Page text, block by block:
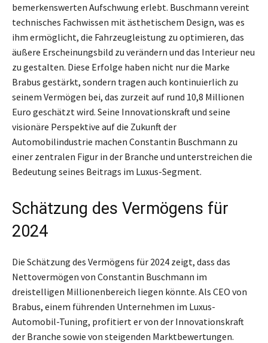
bemerkenswerten Aufschwung erlebt. Buschmann vereint
technisches Fachwissen mit ästhetischem Design, was es
ihm ermöglicht, die Fahrzeugleistung zu optimieren, das
äußere Erscheinungsbild zu verändern und das Interieur neu
zu gestalten. Diese Erfolge haben nicht nur die Marke
Brabus gestärkt, sondern tragen auch kontinuierlich zu
seinem Vermögen bei, das zurzeit auf rund 10,8 Millionen
Euro geschätzt wird. Seine Innovationskraft und seine
visionäre Perspektive auf die Zukunft der
Automobilindustrie machen Constantin Buschmann zu
einer zentralen Figur in der Branche und unterstreichen die
Bedeutung seines Beitrags im Luxus-Segment.
Schätzung des Vermögens für
2024
Die Schätzung des Vermögens für 2024 zeigt, dass das
Nettovermögen von Constantin Buschmann im
dreistelligen Millionenbereich liegen könnte. Als CEO von
Brabus, einem führenden Unternehmen im Luxus-
Automobil-Tuning, profitiert er von der Innovationskraft
der Branche sowie von steigenden Marktbewertungen.